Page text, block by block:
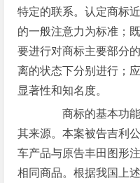
特定的联系。认定商标
的一般注意力为标准；
要进行对商标主要部分
离的状态下分别进行；
显著性和知名度。
商标的基本功能
其来源。本案被告吉利
车产品与原告丰田图形
相同商品。根据我国上